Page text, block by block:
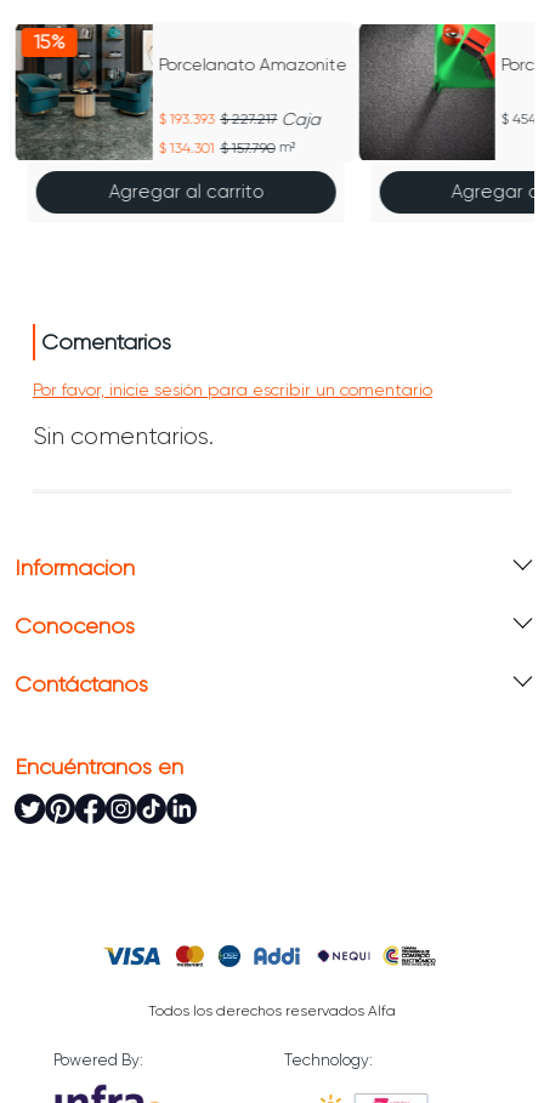
15%
Porcelanato Amazonite
193.393 227.217 Caja
134.301 157.790 m²
Agregar al carrito Agregar
Comentarios
Por favor, inicie sesión para escribir un comentario
Sin comentarios.
Información
Conócenos
Contáctanos
Encuéntranos en
Todos los derechos reservados Alfa
Powered By: Technology: